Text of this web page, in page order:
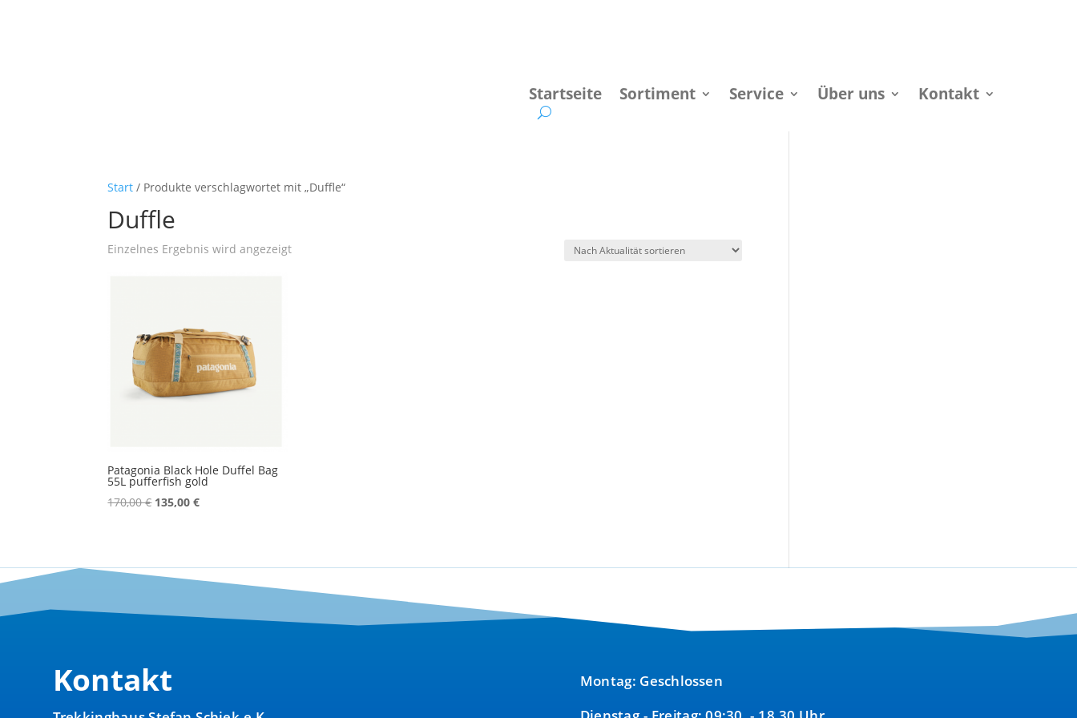
Startseite Sortiment Service Über uns Kontakt
Start / Produkte verschlagwortet mit „Duffle“
Duffle
Einzelnes Ergebnis wird angezeigt
Patagonia Black Hole Duffel Bag
55L pufferfish gold
170,00€ Ursprünglicher
135,00€Aktueller
Kontakt
Montag: Geschlossen